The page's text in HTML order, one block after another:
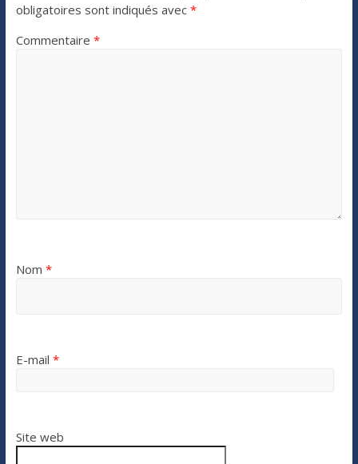
obligatoires sont indiqués avec *
Commentaire *
Nom *
E-mail *
Site web